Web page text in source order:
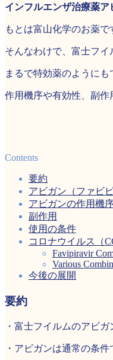
インフルエンザ治療薬ア
もとは富山化学のお薬
そんなわけで、富士フイ
まるで特効薬のように
作用機序や有効性、副作
Contents
要約
アビガン（ファビ
アビガンの作用機
副作用
使用の条件
コロナウイルス（
Favipiravir
Various
今後の展開
要約
・富士フイルムのアビ
・アビガンは通常の条